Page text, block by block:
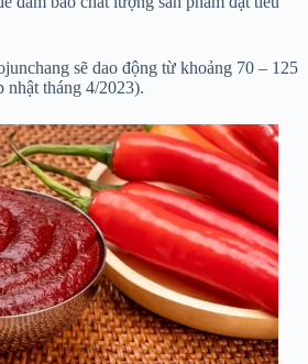
sẽ dao động từ khoảng 70 – 125
nhật tháng 4/2023).